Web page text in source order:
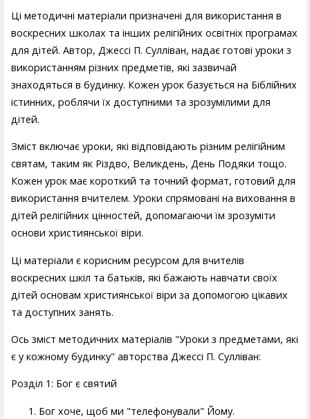
Ці методичні матеріали призначені для використання в
воскресних школах та інших релігійних освітніх програмах
для дітей. Автор, Джессі П. Сулліван, надає готові уроки з
використанням різних предметів, які зазвичай
знаходяться в будинку. Кожен урок базується на Біблійних
істинних, роблячи їх доступними та зрозумілими для
дітей.
Зміст включає уроки, які відповідають різним релігійним
святам, таким як Різдво, Великдень, День Подяки тощо.
Кожен урок має короткий та точний формат, готовий для
використання вчителем. Уроки спрямовані на виховання в
дітей релігійних цінностей, допомагаючи їм зрозуміти
основи християнської віри.
Ці матеріали є корисним ресурсом для вчителів
воскресних шкіл та батьків, які бажають навчати своїх
дітей основам християнської віри за допомогою цікавих
та доступних занять.
Ось зміст методичних матеріалів "Уроки з предметами, які
є у кожному будинку" авторства Джессі П. Сулліван:
Розділ 1: Бог є святий
Бог хоче, щоб ми "телефонували" Йому.